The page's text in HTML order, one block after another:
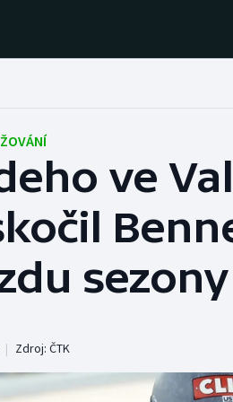
Baseball a softbal
Basketbal
Biatlon
ve
| Zdroj: ČTK